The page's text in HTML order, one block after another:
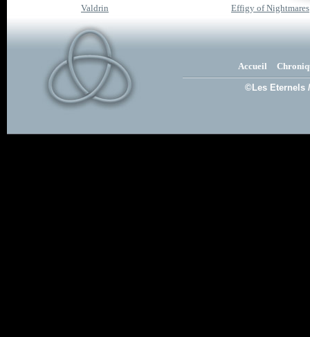
Valdrin
Effigy of Nightmares
Accueil
©Les Eternels